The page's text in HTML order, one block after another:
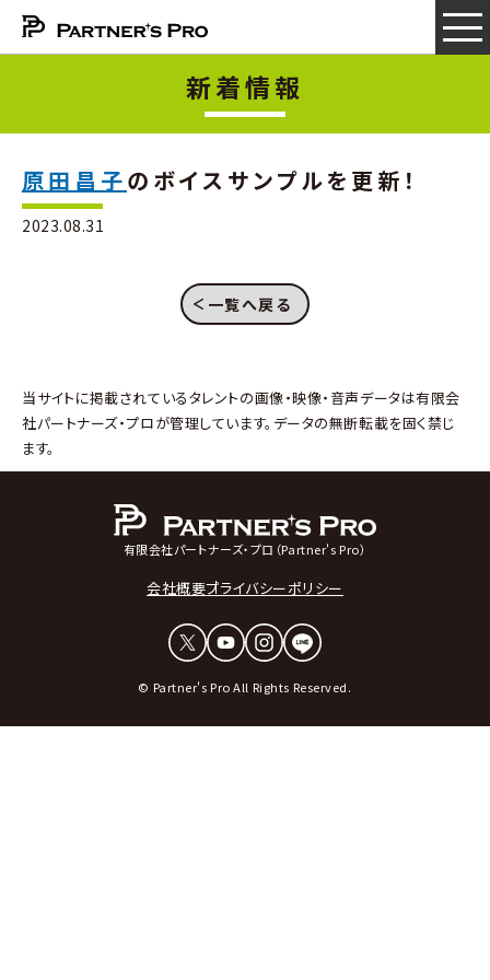
新着情報
原田昌子のボイスサンプルを更新！
2023.08.31
一覧へ戻る
当サイトに掲載されているタレントの画像・映像・音声データは有限会
社パートナーズ・プロが管理しています。データの無断転載を固く禁じ
ます。
有限会社パートナーズ・プロ（Partner's Pro）
会社概要プライバシーポリシー
© Partner's Pro All Rights Reserved.